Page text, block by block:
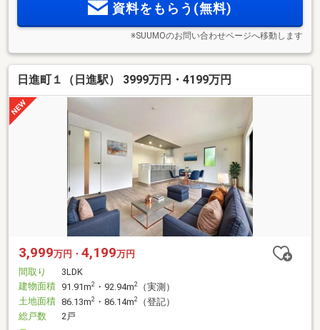
資料をもらう(無料)
※SUUMOのお問い合わせページへ移動します
日進町１（日進駅） 3999万円・4199万円
3,999万円・ 4,199万円
間取り
3LDK
建物面積 91.91m2 ・92.94m2
（実測）
土地面積 86.13m2 ・86.14m2
（登記）
総戸数
2戸